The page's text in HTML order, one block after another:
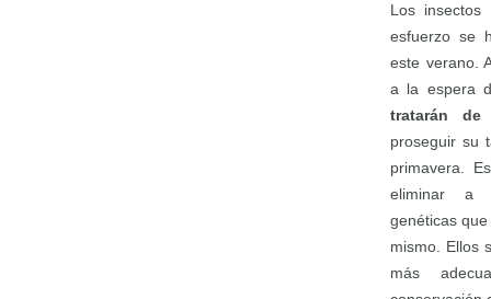
Los
esfuerzo se
este verano.
a la espera
tratarán de
proseguir su
primavera.
eliminar a
genéticas
mismo. Ellos
más